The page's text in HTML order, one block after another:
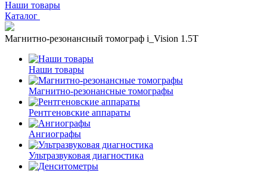
Наши товары
Каталог
Магнитно-резонансный томограф i_Vision 1.5T
Наши товары
Магнитно-резонансные томографы
Рентгеновские аппараты
Ангиографы
Ультразвуковая диагностика